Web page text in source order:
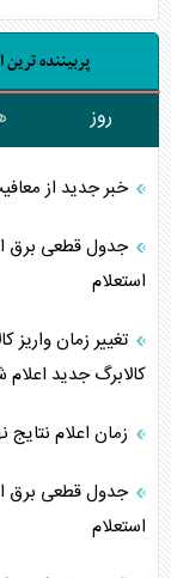
پربیننده ترین
روز
خبر جدید از معافیت
استعلام
کالابرگ جدید اعلام
زمان اعلام نتایج
استعلام